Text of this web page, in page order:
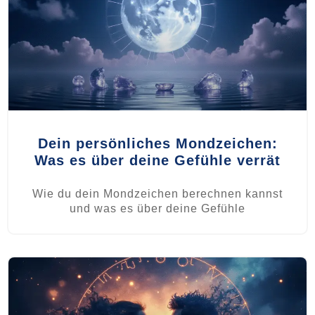
Dein persönliches Mondzeichen:
Was es über deine Gefühle verrät
Wie du dein Mondzeichen berechnen kannst
und was es über deine Gefühle